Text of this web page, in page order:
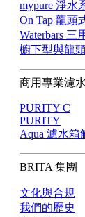
mypure 淨水
On Tap 龍頭
Waterbars 三
櫥下型與龍
商用專業濾
PURITY C
PURITY
Aqua 濾水箱
BRITA 集團
文化與合規
我們的歷史